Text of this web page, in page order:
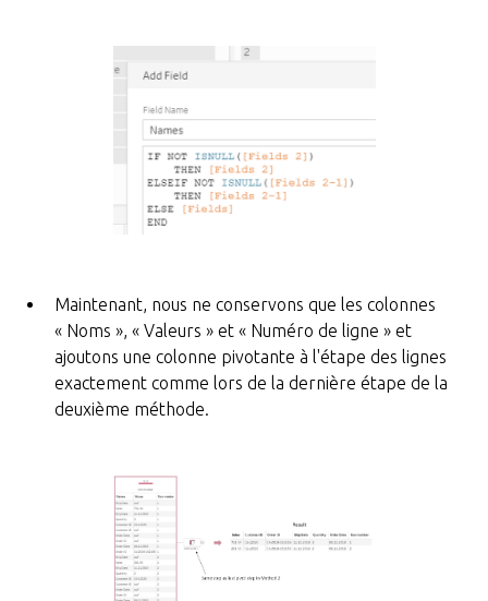
Maintenant, nous ne conservons que les colonnes
« Noms », « Valeurs » et « Numéro de ligne » et
ajoutons une colonne pivotante à l'étape des lignes
exactement comme lors de la dernière étape de la
deuxième méthode.